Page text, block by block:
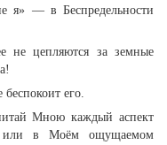
я» — в Беспредельности
не цепляются за земные
его.
Мною каждый аспект
в Моём ощущаемом